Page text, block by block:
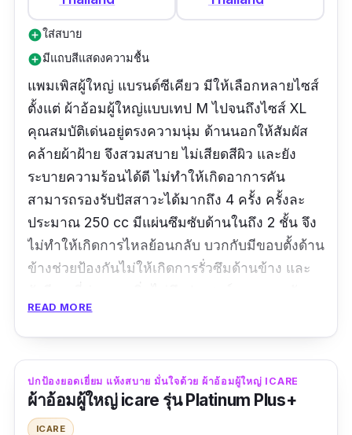
add_circleใส่สบาย
add_circleมีแถบสีแสดงความชื้น
แพมเพิสผู้ใหญ่ แบรนด์ซีเคียว มีให้เลือกหลายไซส์
ตั้งแต่ ผ้าอ้อมผู้ใหญ่แบบเทป M ไปจนถึงไซส์ XL
คุณสมบัติเด่นอยู่ตรงความนุ่ม ด้านนอกให้สัมผัส
คล้ายผ้าฝ้าย จึงสวมสบาย ไม่เสียดสีผิว และยัง
ระบายความร้อนได้ดี ไม่ทำให้เกิดอาการคัน
สามารถรองรับปัสสาวะได้มากถึง 4 ครั้ง ครั้งละ
ประมาณ 250 cc มีแผ่นซึมซับด้านในถึง 2 ชั้น จึง
ไม่ทำให้เกิดการไหลย้อนกลับ บวกกับมีขอบตั้งด้าน
ข้างช่วยป้องกันไม่ให้เกิดการรั่วซึมด้านข้าง และ
ยับยั้งการเกิดแบคทีเรีย
ประทับใจมากค่ะ
READ MORE
ปกป้องยอดเยี่ยม แห้งสบาย มั่นใจด้วย ผ้าอ้อมผู้ใหญ่ ICARE
ผ้าอ้อมผู้ใหญ่ icare รุ่น Platinum Plus+
ICARE